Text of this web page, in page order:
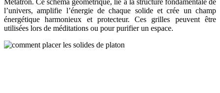
Métatron. Ce schéma géométrique, lié à la structure fondamentale de
l’univers, amplifie l’énergie de chaque solide et crée un champ
énergétique harmonieux et protecteur. Ces grilles peuvent être
utilisées lors de méditations ou pour purifier un espace.